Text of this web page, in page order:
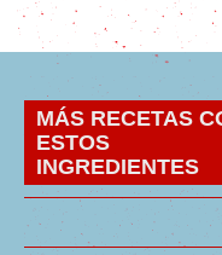
MÁS RECETAS
ESTOS
INGREDIENTES